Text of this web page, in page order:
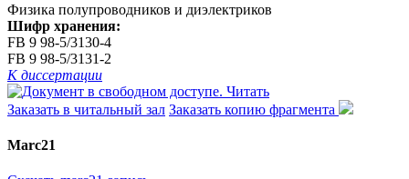
Физика полупроводников и диэлектриков
Шифр хранения:
FB 9 98-5/3130-4
FB 9 98-5/3131-2
К диссертации
Читать
Заказать в читальный зал Заказать копию фрагмента
Marc21